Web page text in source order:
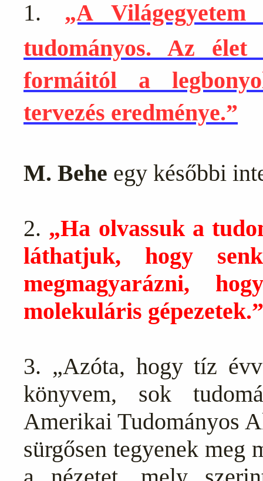
1.
„A Világegyetem
tudományos. Az
formáitól a
tervezés eredménye.”
M. Behe egy későbbi
2. „Ha olvassuk a
láthatjuk, hogy
megmagyarázni,
molekuláris gépezetek.”
3. „Azóta, hogy tíz
könyvem, sok
Amerikai Tudományos
sürgősen tegyenek meg